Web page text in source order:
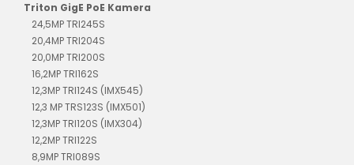
Triton GigE PoE Kamera
24,5MP TRI245S
20,4MP TRI204S
20,0MP TRI200S
16,2MP TRI162S
12,3MP TRI124S (IMX545)
12,3 MP TRS123S (IMX501)
12,3MP TRI120S (IMX304)
12,2MP TRI122S
8,9MP TRI089S